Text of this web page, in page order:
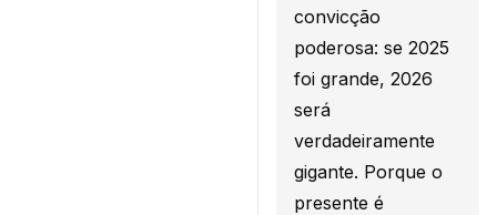
convicção
poderosa: se 2025
foi grande, 2026
será
verdadeiramente
gigante. Porque o
presente é